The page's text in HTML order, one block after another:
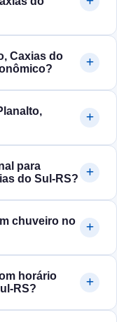
Caxias do
para
do Sul‑RS?
chuveiro no
horário